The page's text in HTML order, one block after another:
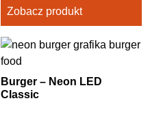
Zobacz produkt
Burger – Neon LED
Classic